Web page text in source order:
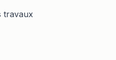
travaux